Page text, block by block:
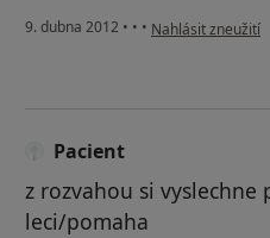
9. dubna 2012 • • • podle názoru
Nahlásit zneužití
Pacient
z rozvahou si
leci/pomaha